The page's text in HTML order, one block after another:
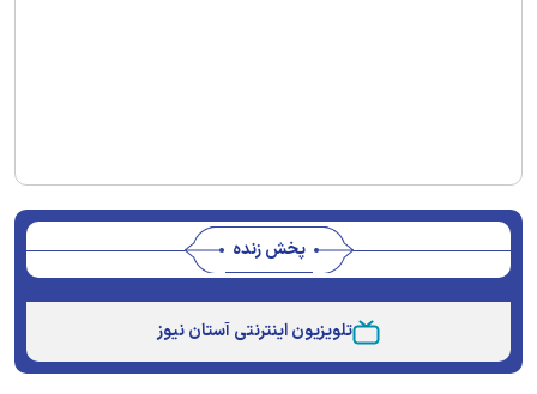
پخش زنده
تلویزیون اینترنتی آستان نیوز